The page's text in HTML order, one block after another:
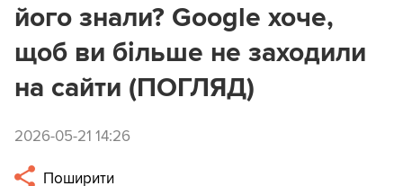
його знали? Google хоче,
щоб ви більше не заходили
на сайти (ПОГЛЯД)
2026-05-21 14:26
Поширити